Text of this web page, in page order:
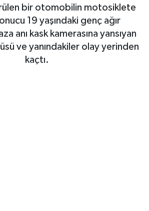
bir otomobilin motosiklete
19 yaşındaki genç ağır
anı kask kamerasına yansıyan
ve yanındakiler olay yerinden
kaçtı.